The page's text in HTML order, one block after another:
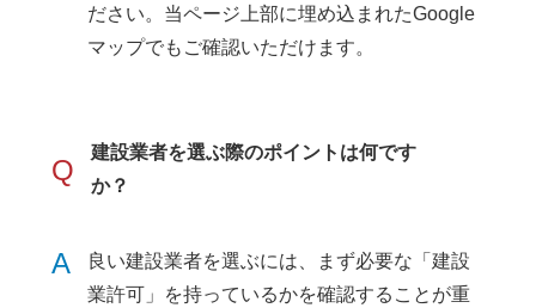
ださい。当ページ上部に埋め込まれたGoogle
マップでもご確認いただけます。
Q
建設業者を選ぶ際のポイントは何です
か？
A
良い建設業者を選ぶには、まず必要な「建設
業許可」を持っているかを確認することが重